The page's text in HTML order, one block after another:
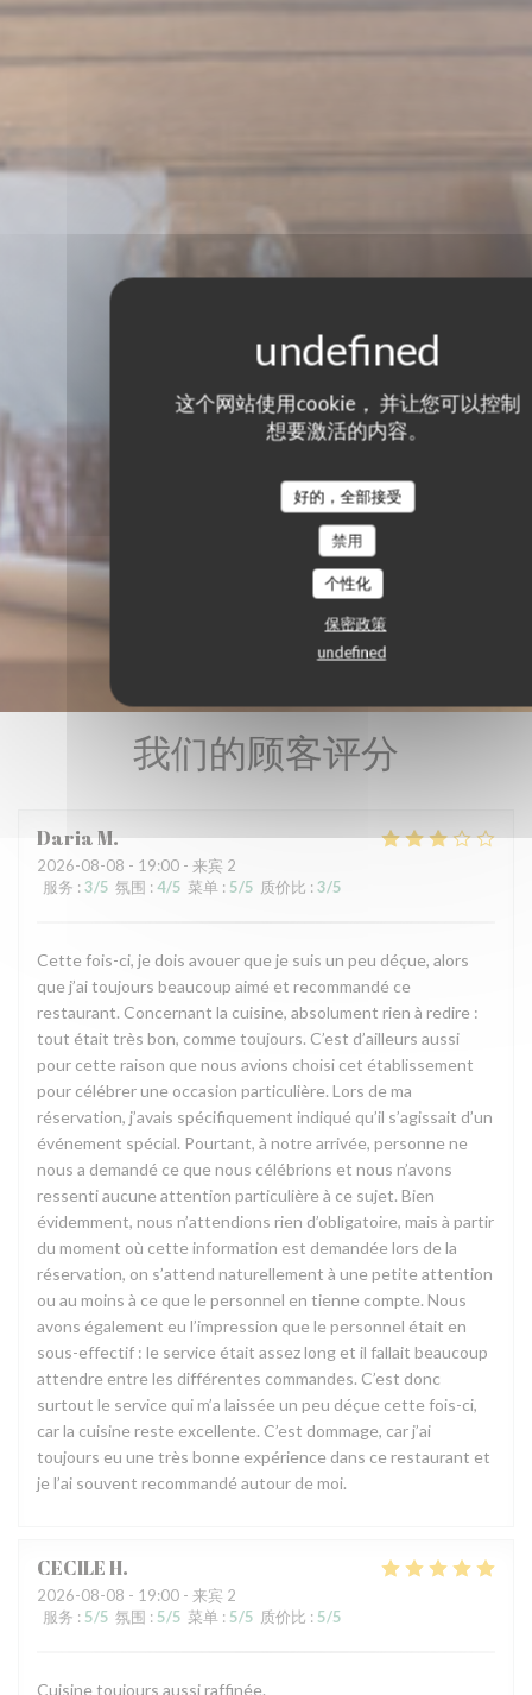
这个网站使用cookie， 并让您可以控制
想要激活的内容。
好的，全部接受
禁用
个性化
保密政策
undefined
我们的顾客评分
DariaM
2026-08-08 - 19:00 - 来宾 2
服务 : 3/5 氛围 : 4/5 菜单 : 5/5 质价比 : 3/5
Cette fois-ci, je dois avouer que je suis un peu déçue, alors
que j’ai toujours beaucoup aimé et recommandé ce
restaurant. Concernant la cuisine, absolument rien à redire :
tout était très bon, comme toujours. C’est d’ailleurs aussi
pour cette raison que nous avions choisi cet établissement
pour célébrer une occasion particulière. Lors de ma
réservation, j’avais spécifiquement indiqué qu’il s’agissait d’un
événement spécial. Pourtant, à notre arrivée, personne ne
nous a demandé ce que nous célébrions et nous n’avons
ressenti aucune attention particulière à ce sujet. Bien
évidemment, nous n’attendions rien d’obligatoire, mais à partir
du moment où cette information est demandée lors de la
réservation, on s’attend naturellement à une petite attention
ou au moins à ce que le personnel en tienne compte. Nous
avons également eu l’impression que le personnel était en
sous-effectif : le service était assez long et il fallait beaucoup
attendre entre les différentes commandes. C’est donc
surtout le service qui m’a laissée un peu déçue cette fois-ci,
car la cuisine reste excellente. C’est dommage, car j’ai
toujours eu une très bonne expérience dans ce restaurant et
je l’ai souvent recommandé autour de moi.
CECILEH
2026-08-08 - 19:00 - 来宾 2
服务 : 5/5 氛围 : 5/5 菜单 : 5/5 质价比 : 5/5
Cuisine toujours aussi raffinée.